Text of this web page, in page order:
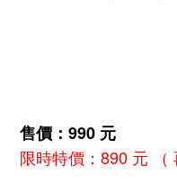
售價：990 元
限時特價：890 元 （